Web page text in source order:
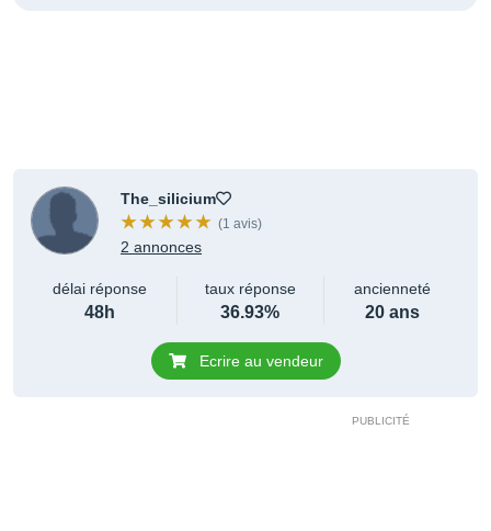
The_silicium
(1 avis)
2 annonces
délai réponse
48h
taux réponse
36.93%
ancienneté
20 ans
Ecrire au vendeur